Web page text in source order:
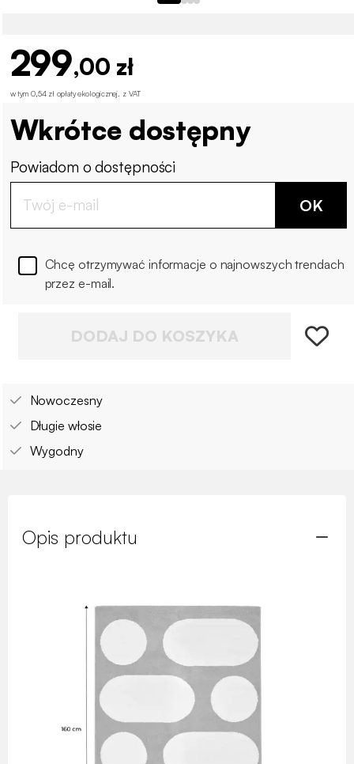
299,00 zł
w tym 0,54 zł opłaty ekologicznej z VAT
Wkrótce dostępny
Powiadom o dostępności
OK
Chcę otrzymywać informacje o najnowszych trendach
przez e-mail.
DODAJ DO KOSZYKA
Nowoczesny
Długie włosie
Wygodny
Opis produktu